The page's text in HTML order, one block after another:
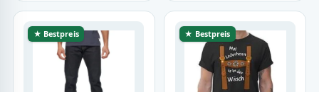
★ Bestpreis ★ Bestpreis